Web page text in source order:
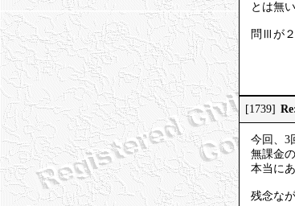
とは無
問Ⅲが
[1739]
今回、3
無課金
本当に
残念な